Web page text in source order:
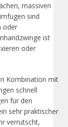
massiven
sind
oder
ist
oder
Kombination mit
schnell
für den
sehr praktischer
verrutscht,